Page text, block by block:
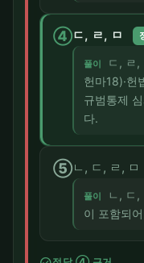
④ㄷ, ㄹ, ㅁ
풀이
ㄷ, ㄹ
헌마18)·헌
규범통제
다.
⑤ㄴ, ㄷ, ㄹ, ㅁ
풀이
ㄴ, ㄷ,
이 포함되